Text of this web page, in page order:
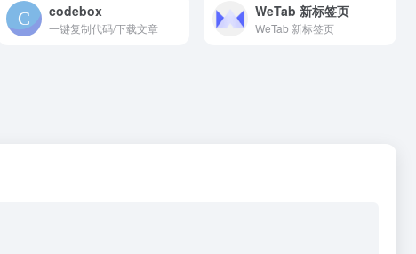
codebox
一键复制代码/下载文章
WeTab 新标签页
WeTab 新标签页